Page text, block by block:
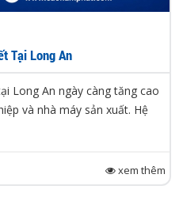
Tại Long An
Long An ngày càng tăng cao
và nhà máy sản xuất. Hệ
xem thêm